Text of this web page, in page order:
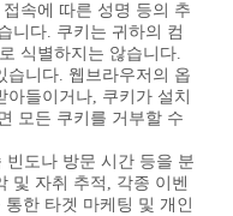
속에 따른 성명 등의 추
니다. 쿠키는 귀하의 컴
식별하지는 않습니다.
습니다. 웹브라우저의 옵
들이거나, 쿠키가 설치
모든 쿠키를 거부할 수
도나 방문 시간 등을 분
및 자취 추적, 각종 이벤
한 타겟 마케팅 및 개인